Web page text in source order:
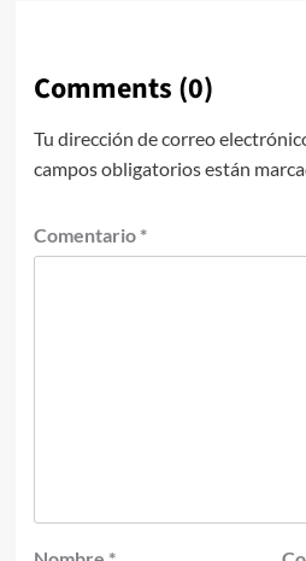
Comments (0)
Tu dirección de correo
campos obligatorios están
Comentario *